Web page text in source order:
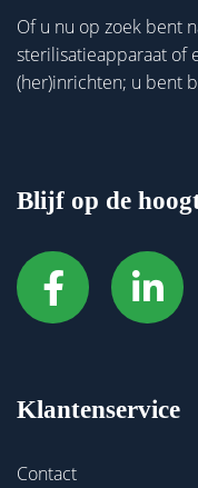
Of u nu op zoek bent
sterilisatieapparaat of
(her)inrichten; u bent
Blijf op de
Klantenservice
Contact